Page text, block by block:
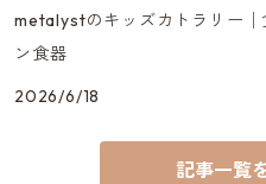
metalystのキッズカトラリー│
ン食器
2026/6/18
記事一覧